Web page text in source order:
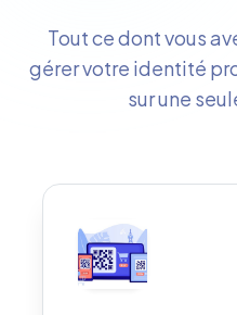
Tout ce dont vous
gérer votre identité
sur une